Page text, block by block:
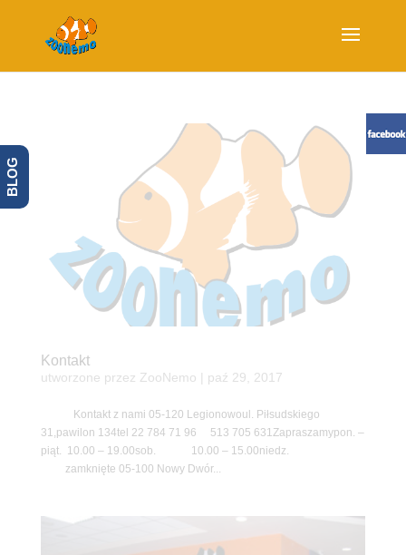
Kontakt
utworzone przez ZooNemo paź 29, 2017
Kontakt z nami 05-120 Legionowoul. Piłsudskiego
31,pawilon 134tel 22 784 71 96 513 705 631Zapraszamypon. –
piąt. 10.00 – 19.00sob. 10.00 – 15.00niedz.
zamknięte 05-100 Nowy Dwór...
BLOG